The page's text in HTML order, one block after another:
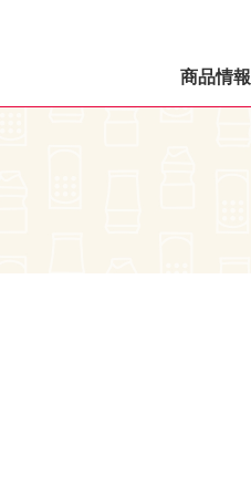
商品情報